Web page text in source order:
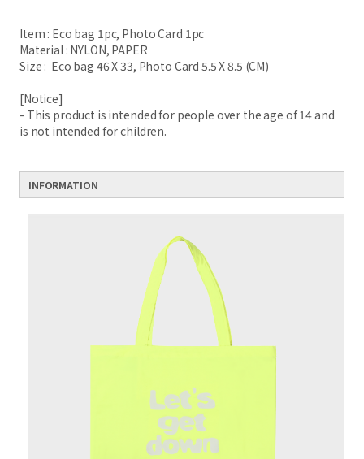
Item : Eco bag 1pc, Photo Card 1pc
Material : NYLON, PAPER
Size : Eco bag 46 X 33, Photo Card 5.5 X 8.5 (CM)
[Notice]
- This product is intended for people over the age of 14 and
is not intended for children.
INFORMATION